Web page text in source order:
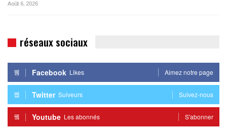
Août 6, 2026
réseaux sociaux
Facebook Likes Aimez notre page
Twitter Suiveurs Suivez-nous
Youtube Les abonnés S'abonner